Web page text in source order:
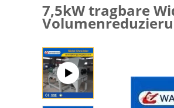
7,5kW tragbare